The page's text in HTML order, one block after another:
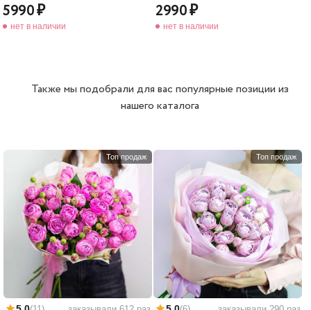
5990
нет в наличии
2990
нет в наличии
Также мы подобрали для вас популярные позиции из
нашего каталога
Топ продаж Топ продаж